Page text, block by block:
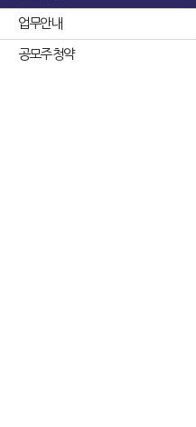
업무안내
공모주 청약